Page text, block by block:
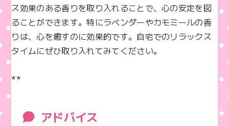
ス効果のある香りを取り入れることで、心の安定を図
ることができます。特にラベンダーやカモミールの香
りは、心を癒すのに効果的です。自宅でのリラックス
タイムにぜひ取り入れてみてください。
**
アドバイス